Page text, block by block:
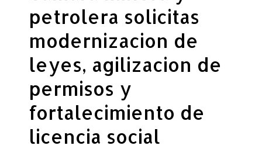
petrolera solicitas
modernizacion de
leyes, agilizacion de
permisos y
fortalecimiento de
licencia social